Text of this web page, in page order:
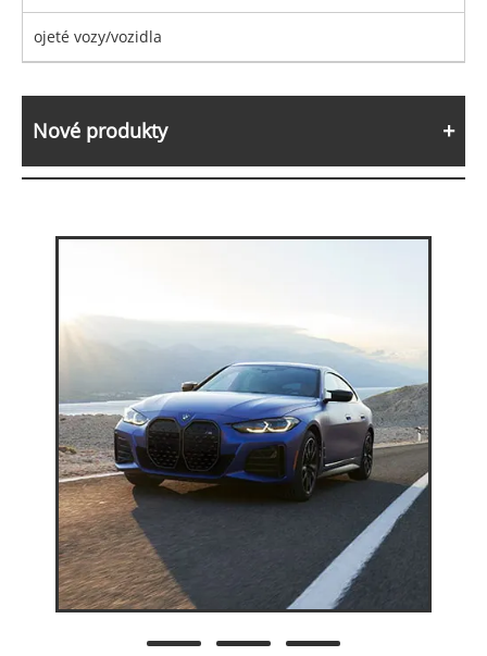
ojeté vozy/vozidla
Nové produkty